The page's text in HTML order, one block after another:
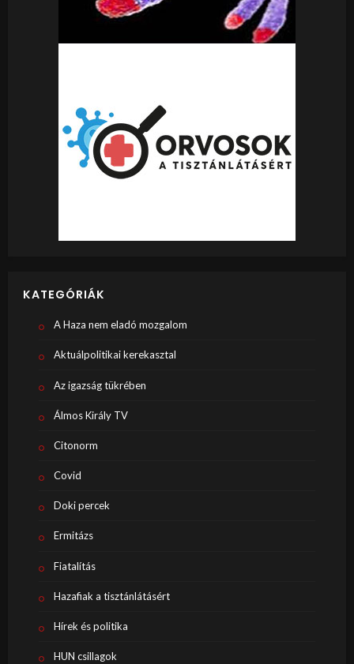
KATEGÓRIÁK
A Haza nem eladó mozgalom
Aktuálpolitikai kerekasztal
Az igazság tükrében
Álmos Király TV
Citonorm
Covid
Doki percek
Ermitázs
Fiatalítás
Hazafiak a tisztánlátásért
Hírek és politika
HUN csillagok